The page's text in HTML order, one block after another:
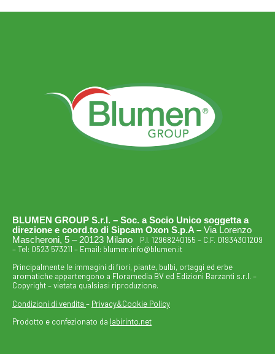
BLUMEN GROUP S.r.l. – Soc. a Socio Unico soggetta a
direzione e coord.to di Sipcam Oxon S.p.A – Via Lorenzo
Mascheroni, 5 – 20123 Milano P.I. 12968240155 – C.F. 01934301209
– Tel: 0523 573211 – Email: blumen.info@blumen.it
Principalmente le immagini di fiori, piante, bulbi, ortaggi ed erbe
aromatiche appartengono a Floramedia BV ed Edizioni Barzanti s.r.l. –
Copyright – vietata qualsiasi riproduzione.
Condizioni di vendita – Privacy&Cookie Policy
Prodotto e confezionato da labirinto.net